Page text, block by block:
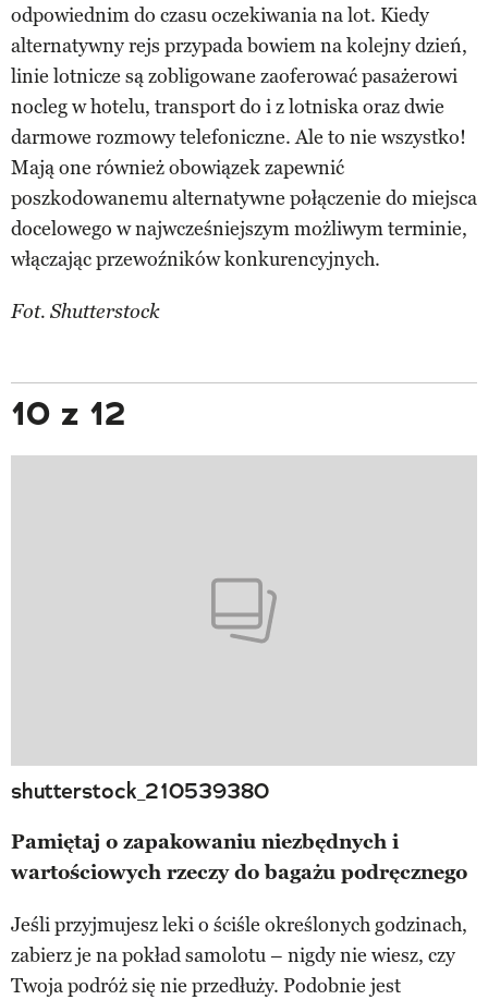
odpowiednim do czasu oczekiwania na lot. Kiedy
alternatywny rejs przypada bowiem na kolejny dzień,
linie lotnicze są zobligowane zaoferować pasażerowi
nocleg w hotelu, transport do i z lotniska oraz dwie
darmowe rozmowy telefoniczne. Ale to nie wszystko!
Mają one również obowiązek zapewnić
poszkodowanemu alternatywne połączenie do miejsca
docelowego w najwcześniejszym możliwym terminie,
włączając przewoźników konkurencyjnych.
Fot. Shutterstock
10 z 12
shutterstock_210539380
Pamiętaj o zapakowaniu niezbędnych i
wartościowych rzeczy do bagażu podręcznego
Jeśli przyjmujesz leki o ściśle określonych godzinach,
zabierz je na pokład samolotu – nigdy nie wiesz, czy
Twoja podróż się nie przedłuży. Podobnie jest